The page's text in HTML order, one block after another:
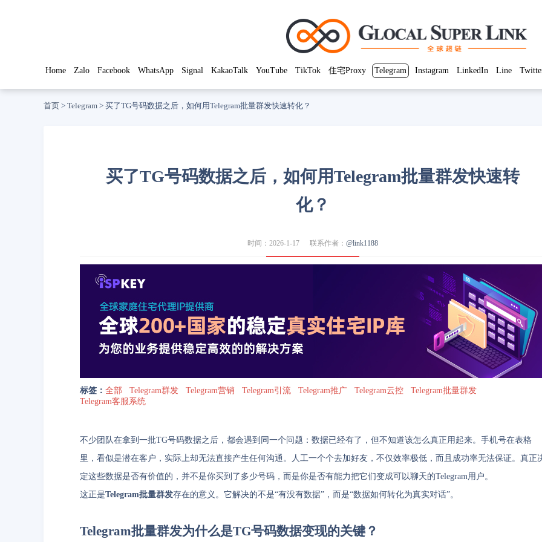
Home Zalo Facebook WhatsApp Signal KakaoTalk YouTube TikTok 住宅Proxy Telegram Instagram LinkedIn Line
首页 > Telegram > 买了TG号码数据之后，如何用Telegram批量群发快速转化？
买了TG号码数据之后，如何用Telegram批量群发快速转
化？
时间：2026-1-17 联系作者： @link1188
标签： 全部 Telegram群发 Telegram营销 Telegram引流 Telegram推广 Telegram云控
Telegram批量群发
Telegram客服系统
不少团队在拿到一批TG号码数据之后，都会遇到同一个问题：数据已经有了，但不知道该怎么真正用起来。手机号在表格
里，看似是潜在客户，实际上却无法直接产生任何沟通。人工一个个去加好友，不仅效率极低，而且成功率无法保证。真正
定这些数据是否有价值的，并不是你买到了多少号码，而是你是否有能力把它们变成可以聊天的Telegram用户。
这正是Telegram批量群发存在的意义。它解决的不是“有没有数据”，而是“数据如何转化为真实对话”。
Telegram批量群发为什么是TG号码数据变现的关键？